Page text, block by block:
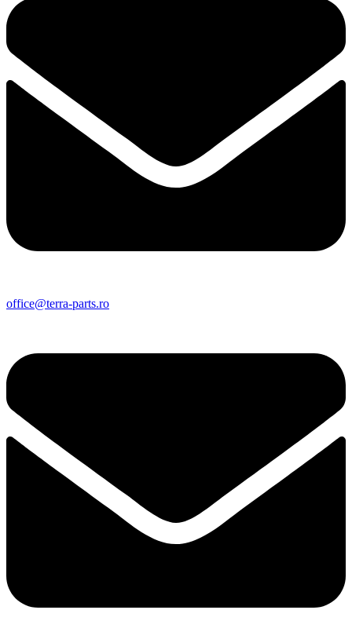
office@terra-parts.ro